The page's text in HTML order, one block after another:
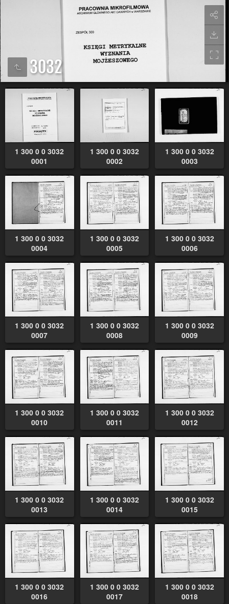
3032
1 300 0 0 3032
0001
1 300 0 0 3032
0002
1 300 0 0 3032
0003
1 300 0 0 3032
0004
1 300 0 0 3032
0005
1 300 0 0 3032
0006
1 300 0 0 3032
0007
1 300 0 0 3032
0008
1 300 0 0 3032
0009
1 300 0 0 3032
0010
1 300 0 0 3032
0011
1 300 0 0 3032
0012
1 300 0 0 3032
0013
1 300 0 0 3032
0014
1 300 0 0 3032
0015
1 300 0 0 3032
0016
1 300 0 0 3032
0017
1 300 0 0 3032
0018